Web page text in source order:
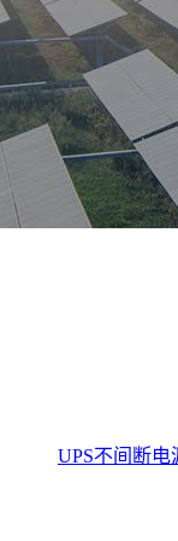
UPS不间断电